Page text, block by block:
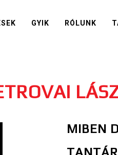
GYIK RÓLUNK
MIBEN